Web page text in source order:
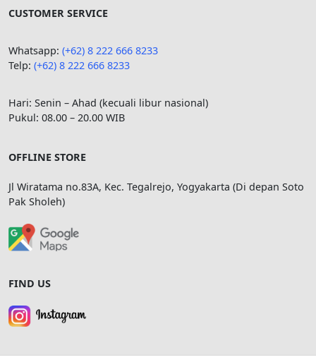
CUSTOMER SERVICE
Whatsapp: (+62) 8 222 666 8233
Telp: (+62) 8 222 666 8233
Hari: Senin – Ahad (kecuali libur nasional)
Pukul: 08.00 – 20.00 WIB
OFFLINE STORE
Jl Wiratama no.83A, Kec. Tegalrejo, Yogyakarta (Di depan Soto
Pak Sholeh)
FIND US